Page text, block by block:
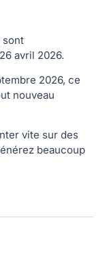
sont
avril 2026.
2026, ce
nouveau
vite sur des
beaucoup